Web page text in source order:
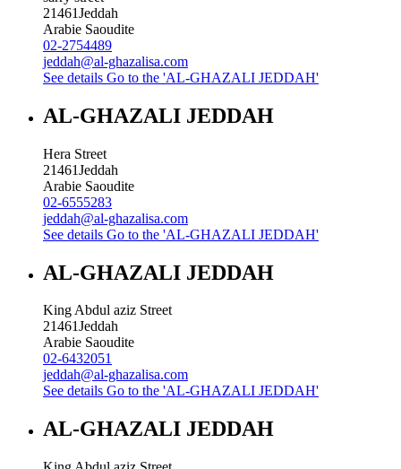
21461Jeddah
Arabie Saoudite
02-2754489
jeddah@al-ghazalisa.com
See details Go to the 'AL-GHAZALI JEDDAH'
AL-GHAZALI JEDDAH
Hera Street
21461Jeddah
Arabie Saoudite
02-6555283
jeddah@al-ghazalisa.com
See details Go to the 'AL-GHAZALI JEDDAH'
AL-GHAZALI JEDDAH
King Abdul aziz Street
21461Jeddah
Arabie Saoudite
02-6432051
jeddah@al-ghazalisa.com
See details Go to the 'AL-GHAZALI JEDDAH'
AL-GHAZALI JEDDAH